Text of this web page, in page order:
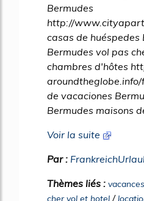
Bermudes
http://
casas de
Bermudes vol pas
chambres d'hôtes
de vacaciones
Bermudes maisons
Voir la suite
Par :
Thèmes liés :
cher vol et hotel /